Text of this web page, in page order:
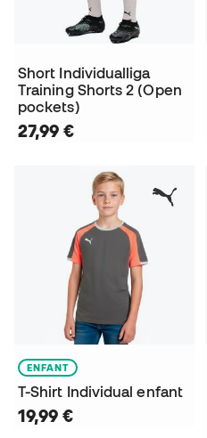
Short Individualliga
Training Shorts 2 (Open
pockets)
27,99 €
ENFANT
T-Shirt Individual enfant
19,99 €